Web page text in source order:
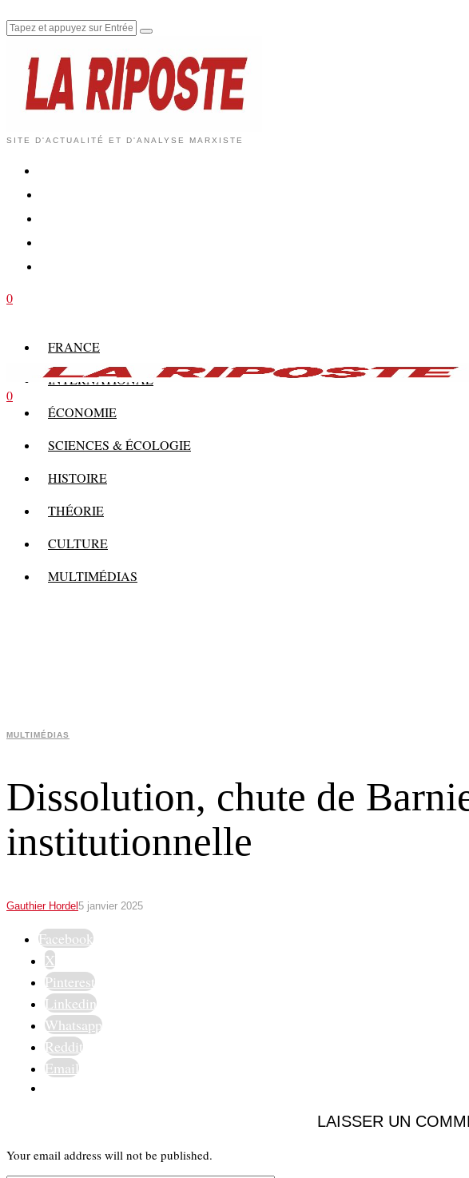
SITE D'ACTUALITÉ ET D'ANALYSE MARXISTE
0
FRANCE
INTERNATIONAL
ÉCONOMIE
SCIENCES & ÉCOLOGIE
HISTOIRE
THÉORIE
CULTURE
MULTIMÉDIAS
0
MULTIMÉDIAS
Dissolution, chute de
institutionnelle
Gauthier Hordel5 janvier 2025
Facebook
X
Pinterest
Linkedin
Whatsapp
Reddit
Email
LAISSER UN
Your email address will not be published.